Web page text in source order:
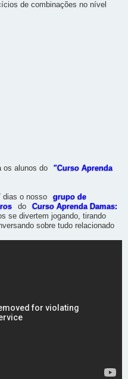
de combinações no nível
os alunos do
"Curso Aprenda
dias o nosso
grupo de
do
Curso Aprenda Damas:
se divertem jogando, tirando
sobre tudo relacionado